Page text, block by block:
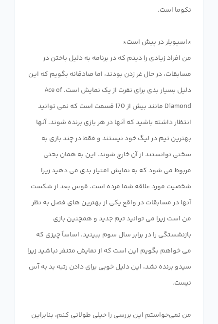
من افراد زیادی را دیدم که در برنامه به دلیل باختن در
مسابقات، در حال غر زدن بودند، اما صادقانه بگویم که این
دلیل بسیار بدی برای نفرت از یک نمایش است. Ace of
Diamond مانند بیش از 170 قسمت است که نمی توانید
انتظار داشته باشید که آنها در هر بازی برنده شوند. آنها
بهترین تیم در لیگ خود نیستند و فقط در چند بازی به
سختی توانستند از آن خارج شوند. این به همان بحثی
مربوط می شود که به نمایش امتیاز بدی می دهید زیرا
شخصیت مورد علاقه شما مرده است. قوس بعد از شکست
آنها در مسابقات در واقع یکی از بهترین های فصل به نظر
من است زیرا می توانید تیم جدید و همچنین بازی
بازنشستگی را در برابر سال سوم ببینید. اساساً چیزی که
می خواهم بگویم این است که از نمایش متنفر نباشید زیرا
سیدو برنده نشد، این دلیل خوبی برای دادن رتبه بد به آس
من نمی‌خواستم این بررسی را خیلی طولانی کنم، بنابراین